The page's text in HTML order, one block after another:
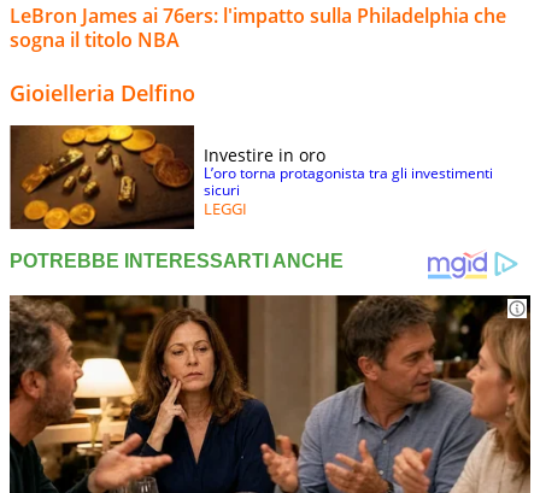
LeBron James ai 76ers: l'impatto sulla Philadelphia che
sogna il titolo NBA
Gioielleria Delfino
Investire in oro
L’oro torna protagonista tra gli investimenti
sicuri
LEGGI